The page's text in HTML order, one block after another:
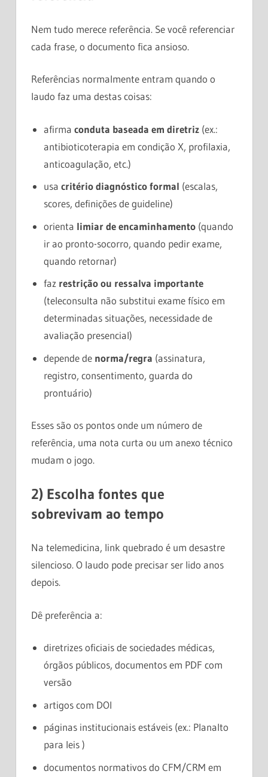
Nem tudo merece referência. Se você referenciar
cada frase, o documento fica ansioso.
Referências normalmente entram quando o
laudo faz uma destas coisas:
afirmaconduta baseada em diretriz (ex.:
antibioticoterapia em condição X, profilaxia,
anticoagulação, etc.)
usacritério diagnóstico formal (escalas,
scores, definições de guideline)
orienta limiar de encaminhamento (quando
ir ao pronto-socorro, quando pedir exame,
quando retornar)
faz restrição ou ressalva importante
(teleconsulta não substitui exame físico em
determinadas situações, necessidade de
avaliação presencial)
depende de norma/regra (assinatura,
registro, consentimento, guarda do
prontuário)
Esses são os pontos onde um número de
referência, uma nota curta ou um anexo técnico
mudam o jogo.
2) Escolha fontes que
sobrevivam ao tempo
Na telemedicina, link quebrado é um desastre
silencioso. O laudo pode precisar ser lido anos
depois.
Dê preferência a:
diretrizes oficiais de sociedades médicas,
órgãos públicos, documentos em PDF com
versão
artigos com DOI
páginas institucionais estáveis (ex.: Planalto
para leis )
documentos normativos do CFM/CRM em